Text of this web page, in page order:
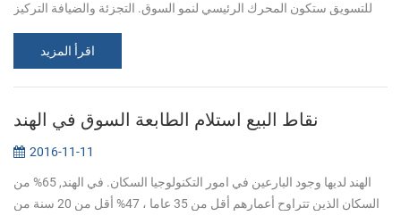
للتسويق ستكون المحرك الرئيسي لنمو السوق. التجزئة والضيافة التركيز
اقرأ المزيد
نقاط البيع استلام الطابعة السوق في الهند
2016-11-11
الهند لديها وجود البارعين في امور التكنولوجيا السكان. في الهند, 65% من
السكان الذين تتراوح أعمارهم أقل من 35 عاما ، 47% أقل من 20 سنة من